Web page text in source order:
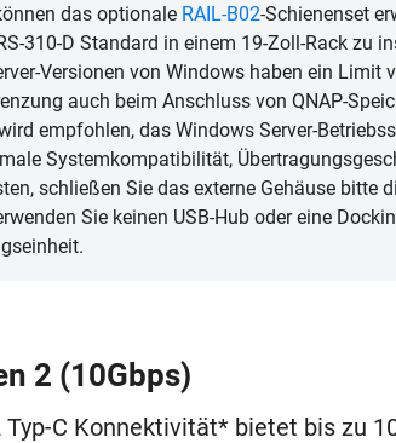
das optionale RAIL-B02-Schienenset
310-D Standard in einem 19-Zoll-Rack zu
Versionen von Windows haben ein
auch beim Anschluss von QNAP-
empfohlen, das Windows Server-
Systemkompatibilität,
schließen Sie das externe Gehäuse bitte
Sie keinen USB-Hub oder eine
2 (10Gbps)
Typ-C Konnektivität* bietet bis zu